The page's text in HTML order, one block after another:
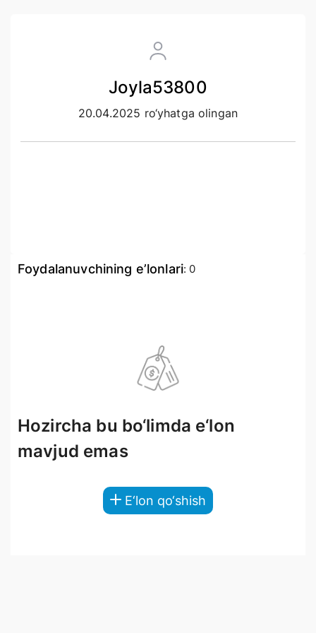
Joyla53800
20.04.2025 ro‘yhatga olingan
Foydalanuvchining e’lonlari: 0
Hozircha bu bo‘limda e‘lon
mavjud emas
E‘lon qo‘shish